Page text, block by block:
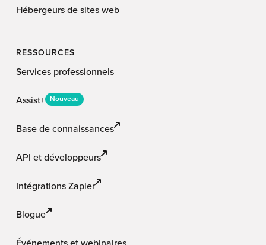
Hébergeurs de sites web
RESSOURCES
Services professionnels
Assist+ Nouveau
Base de connaissances
API et développeurs
Intégrations Zapier
Blogue